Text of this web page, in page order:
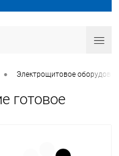
• Электрощитовое
готовое